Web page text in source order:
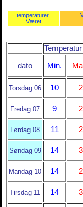
temperaturer,
Været
Temperatur
dato Min.
Torsdag 06 10
Fredag 07 9
Lørdag 08 11
Søndag 09 14
Mandag 10 14
Tirsdag 11 14